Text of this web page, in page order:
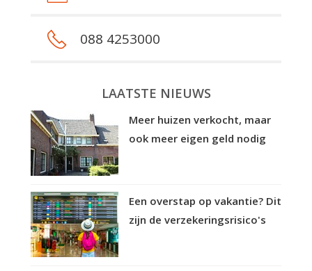
088 4253000
LAATSTE NIEUWS
Meer huizen verkocht, maar
ook meer eigen geld nodig
Een overstap op vakantie? Dit
zijn de verzekeringsrisico's